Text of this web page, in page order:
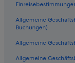
Allgemeine
Buchungen)
Allgemeine
Allgemeine